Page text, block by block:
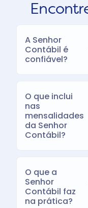
A Senhor
Contábil é
confiável?
O que inclui
nas
mensalidades
da Senhor
Contábil?
O que a
Senhor
Contábil faz
na prática?